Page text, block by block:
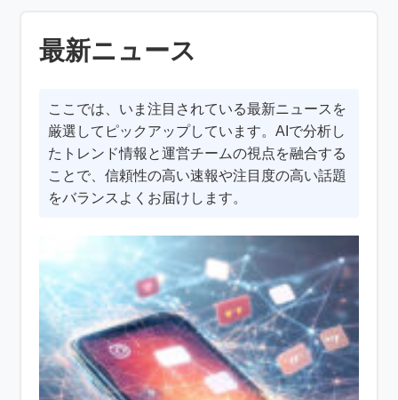
最新ニュース
ここでは、いま注目されている最新ニュースを
厳選してピックアップしています。AIで分析し
たトレンド情報と運営チームの視点を融合する
ことで、信頼性の高い速報や注目度の高い話題
をバランスよくお届けします。